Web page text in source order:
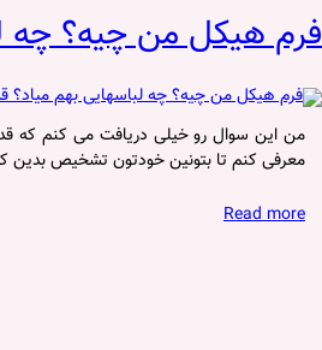
فرم هیکل من چیه؟ چه
معرفی کنم تا بتونین خودتون تشخیص بدین
Read more